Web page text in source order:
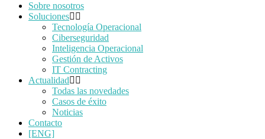
Sobre nosotros
Soluciones
Tecnología Operacional
Ciberseguridad
Inteligencia Operacional
Gestión de Activos
IT Contracting
Actualidad
Todas las novedades
Casos de éxito
Noticias
Contacto
[ENG]